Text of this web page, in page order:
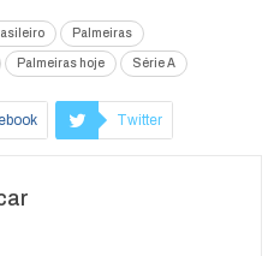
Palmeiras
Palmeiras hoje Série A
Twitter